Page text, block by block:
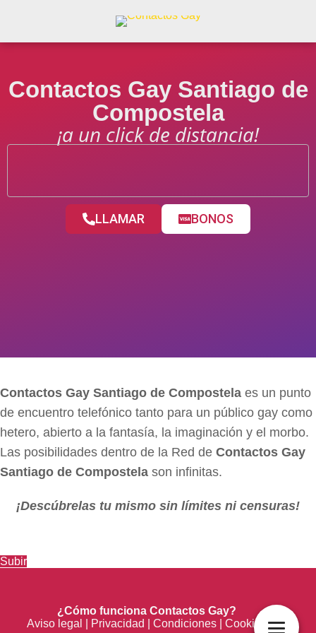
Contactos Gay Santiago de
Compostela
¡a un click de distancia!
LLAMAR BONOS
Contactos Gay Santiago de Compostela es un punto
de encuentro telefónico tanto para un público gay como
hetero, abierto a la fantasía, la imaginación y el morbo.
Las posibilidades dentro de la Red de Contactos Gay
Santiago de Compostela son infinitas.
¡Descúbrelas tu mismo sin límites ni censuras!
Subir
¿Cómo funciona Contactos Gay?
Aviso legal
Privacidad Condiciones Cookies